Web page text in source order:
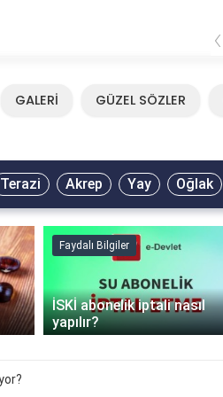
‹
GALERİ GÜZEL SÖZLER
Terazi Akrep Yay Oğlak
Faydalı Bilgiler
İSKİ abonelik iptali nasıl
yapılır?